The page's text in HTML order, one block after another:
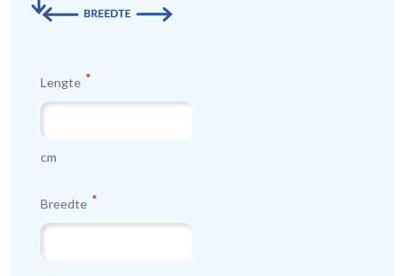
Lengte
cm
Breedte